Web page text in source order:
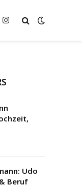
Instagram
Udo
Beruf